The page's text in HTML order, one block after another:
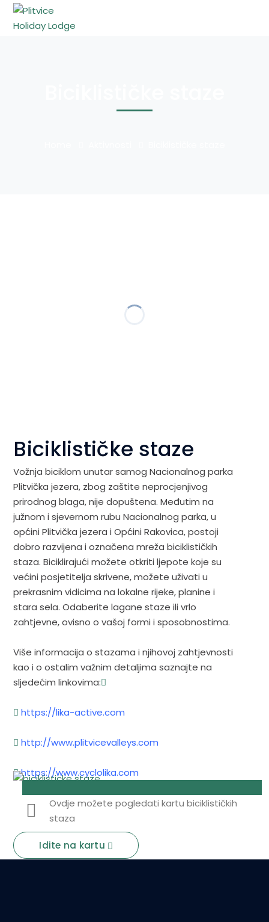
Biciklističke staze
Vožnja biciklom unutar samog Nacionalnog parka
Plitvička jezera, zbog zaštite neprocjenjivog
prirodnog blaga, nije dopuštena. Međutim na
južnom i sjevernom rubu Nacionalnog parka, u
općini Plitvička jezera i Općini Rakovica, postoji
dobro razvijena i označena mreža biciklističkih
staza. Biciklirajući možete otkriti ljepote koje su
većini posjetitelja skrivene, možete uživati u
prekrasnim vidicima na lokalne rijeke, planine i
stara sela. Odaberite lagane staze ili vrlo
zahtjevne, ovisno o vašoj formi i sposobnostima.
Više informacija o stazama i njihovoj zahtjevnosti
kao i o ostalim važnim detaljima saznajte na
sljedećim linkovima:
https://lika-active.com
http://www.plitvicevalleys.com
https://www.cyclolika.com
Ovdje možete pogledati kartu biciklističkih
staza
Idite na kartu